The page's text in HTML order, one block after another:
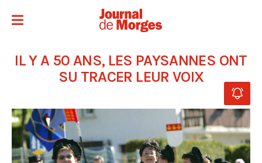
IL Y A 50 ANS, LES PAYSANNES ONT
SU TRACER LEUR VOIX